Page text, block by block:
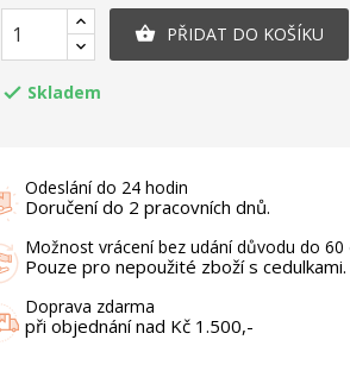
 PŘIDAT DO KOŠÍKU
 Skladem
Odeslání do 24 hodin
Doručení do 2 pracovních dnů.
Možnost vrácení bez udání důvodu do 60
Pouze pro nepoužité zboží s cedulkami.
Doprava zdarma
při objednání nad Kč 1.500,-